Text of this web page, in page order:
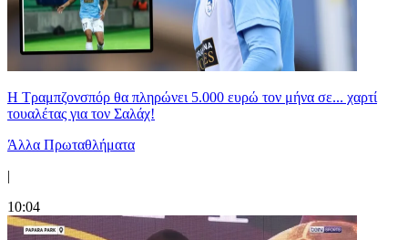
Η Τραμπζονσπόρ θα πληρώνει 5.000 ευρώ τον μήνα σε... χαρτί
τουαλέτας για τον Σαλάχ!
Άλλα Πρωταθλήματα
|
10:04